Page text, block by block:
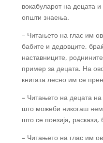
вокабуларот на децата
општи знаења.
– Читањето на глас им
бабите и дедовците,
наставниците,
пример за децата. На
книгата лесно им се
– Читањето на децата на
што можеби никогаш
што се поезија, раскази,
– Читањето на глас им